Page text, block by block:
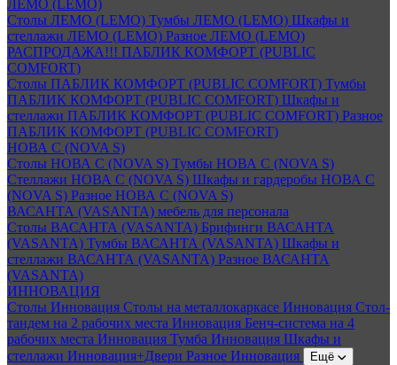
ЛЕМО (LEMO)
Столы ЛЕМО (LEMO) Тумбы ЛЕМО (LEMO) Шкафы и
стеллажи ЛЕМО (LEMO) Разное ЛЕМО (LEMO)
РАСПРОДАЖА!!! ПАБЛИК КОМФОРТ (PUBLIC
COMFORT)
Столы ПАБЛИК КОМФОРТ (PUBLIC COMFORT) Тумбы
ПАБЛИК КОМФОРТ (PUBLIC COMFORT) Шкафы и
стеллажи ПАБЛИК КОМФОРТ (PUBLIC COMFORT) Разное
ПАБЛИК КОМФОРТ (PUBLIC COMFORT)
НОВА С (NOVA S)
Столы НОВА С (NOVA S) Тумбы НОВА С (NOVA S)
Стеллажи НОВА С (NOVA S) Шкафы и гардеробы НОВА С
(NOVA S) Разное НОВА С (NOVA S)
ВАСАНТА (VASANTA) мебель для персонала
Столы ВАСАНТА (VASANTA) Брифинги ВАСАНТА
(VASANTA) Тумбы ВАСАНТА (VASANTA) Шкафы и
стеллажи ВАСАНТА (VASANTA) Разное ВАСАНТА
(VASANTA)
ИННОВАЦИЯ
Столы Инновация Столы на металлокаркасе Инновация Стол-
тандем на 2 рабочих места Инновация Бенч-система на 4
рабочих места Инновация Тумба Инновация Шкафы и
стеллажи Инновация+Двери Разное Инновация Ещё